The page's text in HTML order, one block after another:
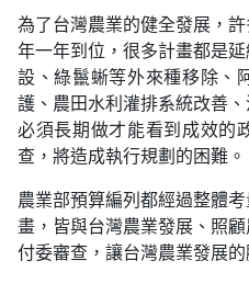
為了台灣農業的健全發展，
年一年到位，很多計畫都是
設、綠鬣蜥等外來種移除、
護、農田水利灌排系統改善
必須長期做才能看到成效的
查，將造成執行規劃的困難。
農業部預算編列都經過整體
畫，皆與台灣農業發展、照
付委審查，讓台灣農業發展的